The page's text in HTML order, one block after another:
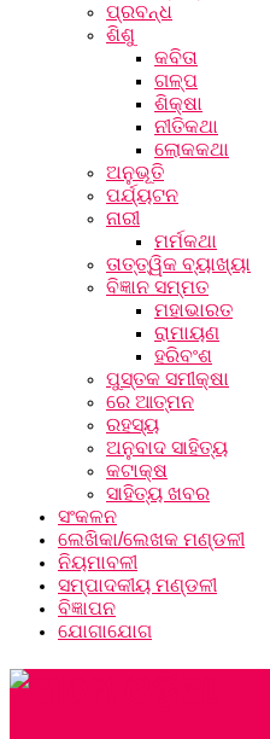
ପ୍ରବନ୍ଧ
ଶିଶୁ
କବିତା
ଗଳ୍ପ
ଶିକ୍ଷା
ନୀତିକଥା
ଲୋକକଥା
ଅନୁଭୂତି
ପର୍ଯ୍ୟଟନ
ନାରୀ
ମର୍ମକଥା
ତାତ୍ତ୍ୱିକ ବ୍ୟାଖ୍ୟା
ବିଜ୍ଞାନ ସମ୍ମତ
ମହାଭାରତ
ରାମାୟଣ
ହରିବଂଶ
ପୁସ୍ତକ ସମୀକ୍ଷା
ରେ ଆତ୍ମନ
ରହସ୍ୟ
ଅନୁବାଦ ସାହିତ୍ୟ
କଟାକ୍ଷ
ସାହିତ୍ୟ ଖବର
ସଂକଳନ
ଲେଖିକା/ଲେଖକ ମଣ୍ଡଳୀ
ନିୟମାବଳୀ
ସମ୍ପାଦକୀୟ ମଣ୍ଡଳୀ
ବିଜ୍ଞାପନ
ଯୋଗାଯୋଗ